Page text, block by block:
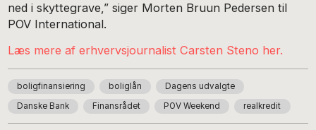
ned i skyttegrave,” siger Morten Bruun Pedersen til
POV International.
Læs mere af erhvervsjournalist Carsten Steno her.
boligfinansiering boliglån Dagens udvalgte
Danske Bank Finansrådet POV Weekend realkredit